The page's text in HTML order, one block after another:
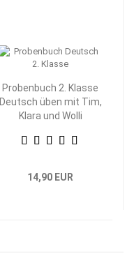
Probenbuch 2. Klasse
Deutsch üben mit Tim,
Klara und Wolli
14,90 EUR